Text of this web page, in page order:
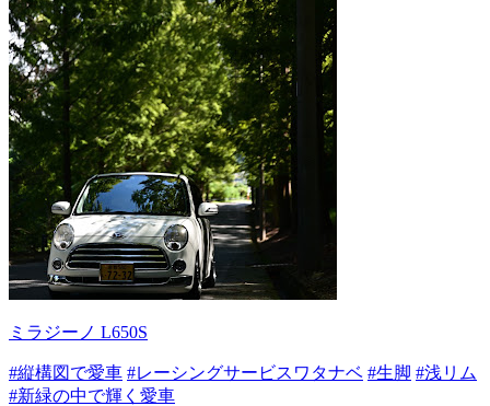
ミラジーノ L650S
#縦構図で愛車 #レーシングサービスワタナベ #生脚 #浅リム
#新緑の中で輝く愛車